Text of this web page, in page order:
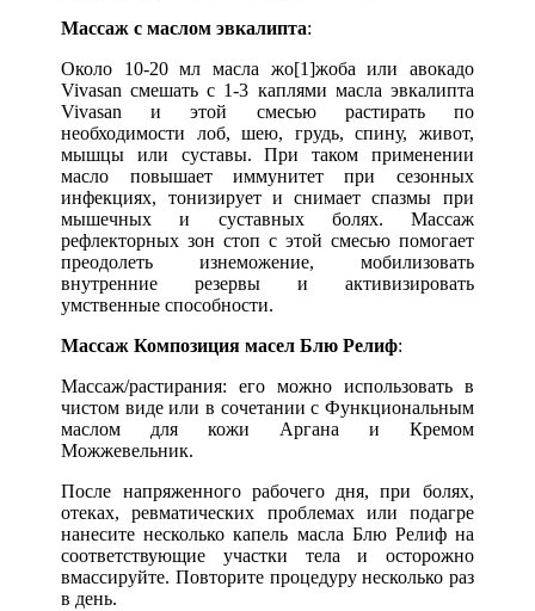
Массаж с маслом эвкалипта:
Около 10-20 мл масла жо[1]жоба или авокадо
Vivasan смешать с 1-3 каплями масла эвкалипта
Vivasan и этой смесью растирать по
необходимости лоб, шею, грудь, спину, живот,
мышцы или суставы. При таком применении
масло повышает иммунитет при сезонных
инфекциях, тонизирует и снимает спазмы при
мышечных и суставных болях. Массаж
рефлекторных зон стоп с этой смесью помогает
преодолеть изнеможение, мобилизовать
внутренние резервы и активизировать
умственные способности.
Массаж Композиция масел Блю Релиф:
Массаж/растирания: его можно использовать в
чистом виде или в сочетании с Функциональным
маслом для кожи Аргана и Кремом
Можжевельник.
После напряженного рабочего дня, при болях,
отеках, ревматических проблемах или подагре
нанесите несколько капель масла Блю Релиф на
соответствующие участки тела и осторожно
вмассируйте. Повторите процедуру несколько раз
в день.